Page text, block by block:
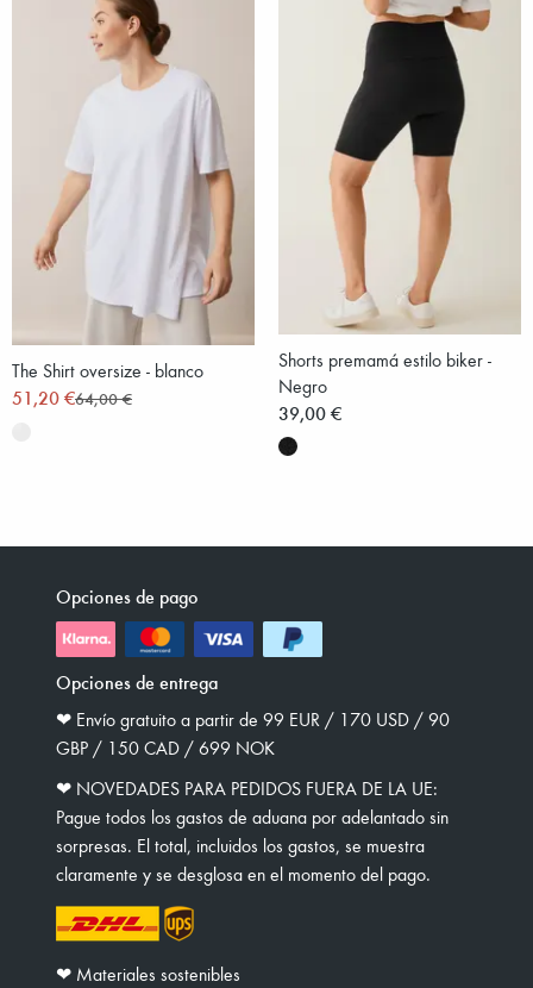
The Shirt oversize - blanco
51,20 €64,00 €
Shorts premamá estilo biker -
Negro
39,00 €
Opciones de pago
Opciones de entrega
❤︎ Envío gratuito a partir de 99 EUR / 170 USD / 90
GBP / 150 CAD / 699 NOK
❤︎ NOVEDADES PARA PEDIDOS FUERA DE LA UE:
Pague todos los gastos de aduana por adelantado sin
sorpresas. El total, incluidos los gastos, se muestra
claramente y se desglosa en el momento del pago.
❤︎ Materiales sostenibles